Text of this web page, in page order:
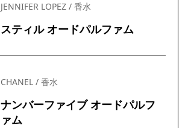
JENNIFER LOPEZ / 香水
スティル オードパルファム
CHANEL / 香水
ナンバーファイブ オードパルフ
ァム